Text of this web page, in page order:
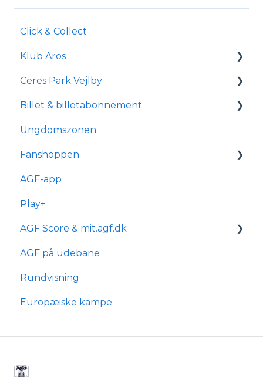
Click & Collect
Klub Aros
Om Klub Aros
Hvad indeholder Klub Aros?
Tilmelding og medlemskab
Ceres Park Vejlby
Information om Ceres Park Vejlby
Transport og parkering
Forhold for handicappede og
Billet & billetabonnement
Generelle spørgsmål
Om reservationsabonnement
Billetkøb
Billetabonnement
Typer af billetabonnementer
Anciennitet
Ungdomszonen
Fanshoppen
Generelle spørgsmål
Bestilling & ordre
Levering
AGF-app
Play+
AGF Score & mit.agf.dk
mit.agf
AGF score
AGF på udebane
Rundvisning
Europæiske kampe